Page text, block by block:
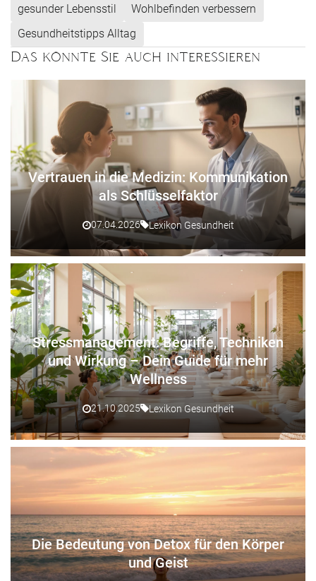
gesunder Lebensstil
Wohlbefinden verbessern
Gesundheitstipps Alltag
Das könnte Sie auch interessieren
Vertrauen in die Medizin: Kommunikation
als Schlüsselfaktor
07.04.2026 Lexikon Gesundheit
Stressmanagement: Begriffe, Techniken
und Wirkung – Dein Guide für mehr
Wellness
21.10.2025 Lexikon Gesundheit
Die Bedeutung von Detox für den Körper
und Geist